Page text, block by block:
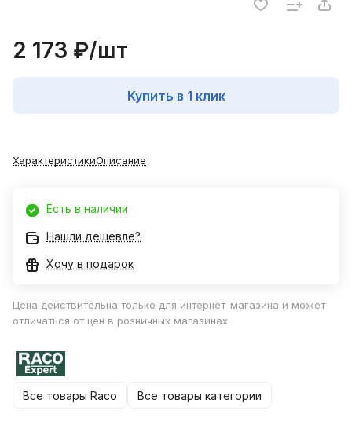
2 173 ₽/шт
Купить в 1 клик
ХарактеристикиОписание
Есть в наличии
Нашли дешевле?
Хочу в подарок
Цена действительна только для интернет-магазина и может
отличаться от цен в розничных магазинах
Все товары Raco Все товары категории